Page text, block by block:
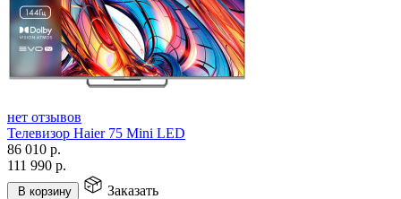
нет отзывов
Телевизор Haier 75 Mini LED
86 010 р.
111 990 р.
В корзину Заказать